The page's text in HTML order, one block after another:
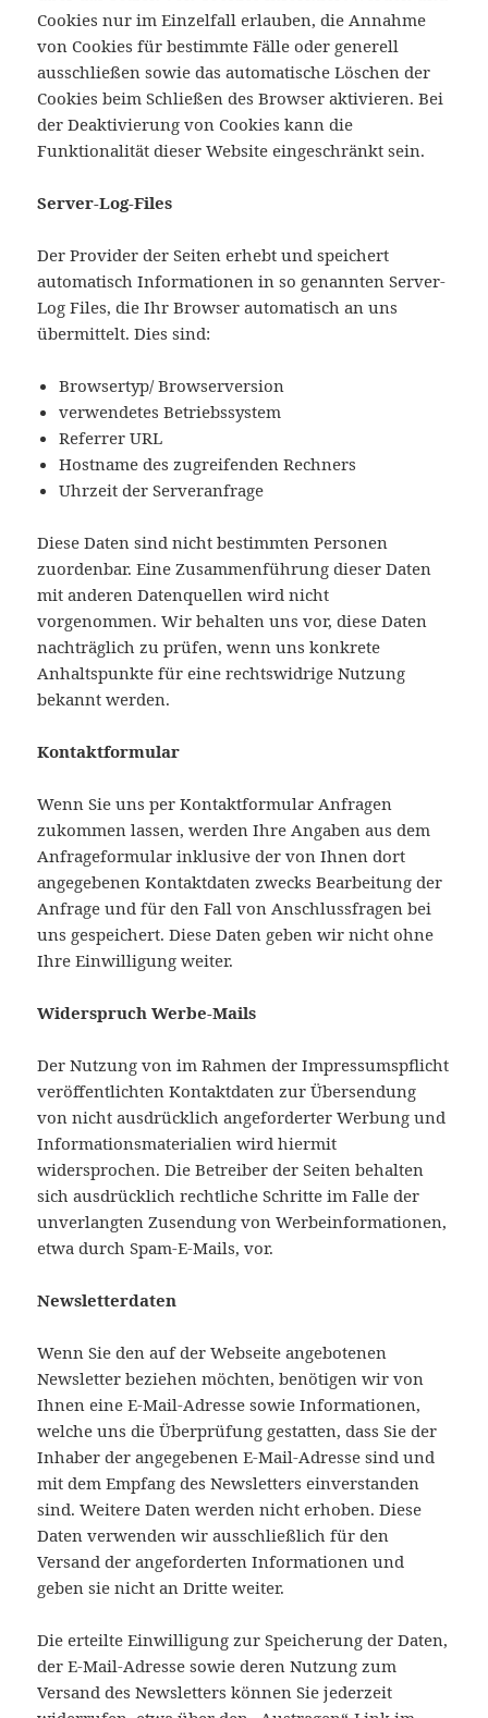
Cookies nur im Einzelfall erlauben, die Annahme
von Cookies für bestimmte Fälle oder generell
ausschließen sowie das automatische Löschen der
Cookies beim Schließen des Browser aktivieren. Bei
der Deaktivierung von Cookies kann die
Funktionalität dieser Website eingeschränkt sein.
Server-Log-Files
Der Provider der Seiten erhebt und speichert
automatisch Informationen in so genannten Server-
Log Files, die Ihr Browser automatisch an uns
übermittelt. Dies sind:
Browsertyp/ Browserversion
verwendetes Betriebssystem
Referrer URL
Hostname des zugreifenden Rechners
Uhrzeit der Serveranfrage
Diese Daten sind nicht bestimmten Personen
zuordenbar. Eine Zusammenführung dieser Daten
mit anderen Datenquellen wird nicht
vorgenommen. Wir behalten uns vor, diese Daten
nachträglich zu prüfen, wenn uns konkrete
Anhaltspunkte für eine rechtswidrige Nutzung
bekannt werden.
Kontaktformular
Wenn Sie uns per Kontaktformular Anfragen
zukommen lassen, werden Ihre Angaben aus dem
Anfrageformular inklusive der von Ihnen dort
angegebenen Kontaktdaten zwecks Bearbeitung der
Anfrage und für den Fall von Anschlussfragen bei
uns gespeichert. Diese Daten geben wir nicht ohne
Ihre Einwilligung weiter.
Widerspruch Werbe-Mails
Der Nutzung von im Rahmen der Impressumspflicht
veröffentlichten Kontaktdaten zur Übersendung
von nicht ausdrücklich angeforderter Werbung und
Informationsmaterialien wird hiermit
widersprochen. Die Betreiber der Seiten behalten
sich ausdrücklich rechtliche Schritte im Falle der
unverlangten Zusendung von Werbeinformationen,
etwa durch Spam-E-Mails, vor.
Newsletterdaten
Wenn Sie den auf der Webseite angebotenen
Newsletter beziehen möchten, benötigen wir von
Ihnen eine E-Mail-Adresse sowie Informationen,
welche uns die Überprüfung gestatten, dass Sie der
Inhaber der angegebenen E-Mail-Adresse sind und
mit dem Empfang des Newsletters einverstanden
sind. Weitere Daten werden nicht erhoben. Diese
Daten verwenden wir ausschließlich für den
Versand der angeforderten Informationen und
geben sie nicht an Dritte weiter.
Die erteilte Einwilligung zur Speicherung der Daten,
der E-Mail-Adresse sowie deren Nutzung zum
Versand des Newsletters können Sie jederzeit